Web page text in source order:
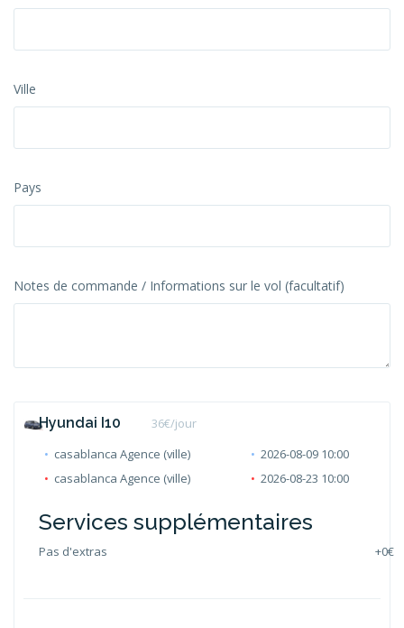
Ville
Pays
Notes de commande / Informations sur le vol (facultatif)
Hyundai I10 36€/jour
casablanca Agence (ville)
2026-08-09 10:00
casablanca Agence (ville)
2026-08-23 10:00
Services supplémentaires
Pas d'extras +0€